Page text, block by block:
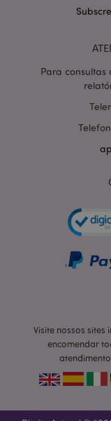
Para consultas
Visite nossos sites
encomendar